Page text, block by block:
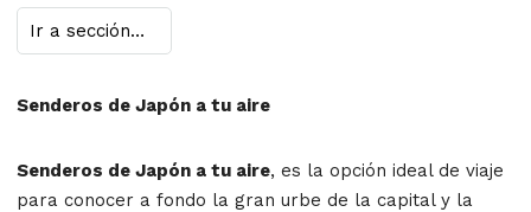
Senderos de Japón a tu aire
Senderos de Japón a tu aire, es la opción ideal de viaje
para conocer a fondo la gran urbe de la capital y la